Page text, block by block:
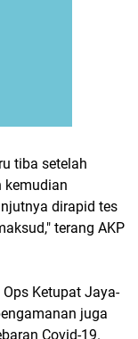
tiba setelah
kemudian
dirapid tes
terang AKP
Ketupat Jaya-
juga
Covid-19.